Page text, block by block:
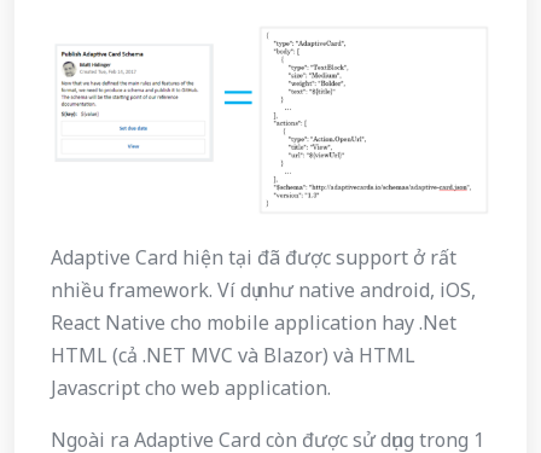
Adaptive Card hiện tại đã được support ở rất
nhiều framework. Ví dụ như native android, iOS,
React Native cho mobile application hay .Net
HTML (cả .NET MVC và Blazor) và HTML
Javascript cho web application.
Ngoài ra Adaptive Card còn được sử dụng trong 1